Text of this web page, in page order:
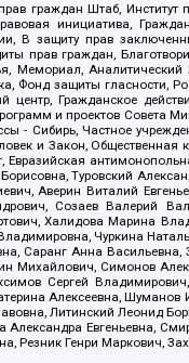
граждан Штаб,
инициатива,
В защиту прав
прав граждан,
Мемориал,
Фонд защиты гласности,
Гражданское
и проектов Совета
- Сибирь, Частное
и Закон,
Туровский
Аверин Виталий
Созаев Валерий
Халидова Марина
Чуркина
Саранг Анна
Михайлович, Симонов
Сергей
Алексеевна,
Литинский Леонид
Евгеньевна,
Резник Генри Маркович,